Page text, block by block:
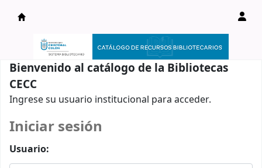
Catálogo en línea
Bienvenido al catálogo de la Bibliotecas
CECC
Ingrese su usuario institucional para acceder.
Iniciar sesión
Usuario: